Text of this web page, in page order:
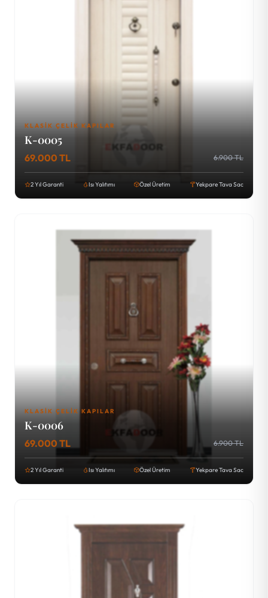
KLASIK ÇELIK KAPILAR
K-0005
69.000 TL 6.900 TL
2 Yıl Garanti Isı Yalıtımı Özel Üretim Yekpare Tava Sac
KLASIK ÇELIK KAPILAR
K-0006
69.000 TL 6.900 TL
2 Yıl Garanti Isı Yalıtımı Özel Üretim Yekpare Tava Sac